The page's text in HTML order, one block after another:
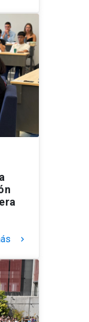
keyboard_arrow_right